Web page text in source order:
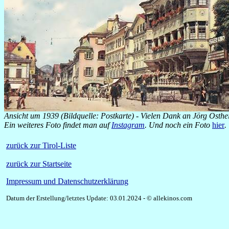
Ansicht um 1939 (Bildquelle: Postkarte) - Vielen Dank an Jörg
Ein weiteres Foto findet man aufInstagram. Und noch ein Foto hier.
zurück zur Tirol-Liste
zurück zur Startseite
Impressum und Datenschutzerklärung
Datum der Erstellung/letztes Update: 03.01.2024 - © allekinos.com